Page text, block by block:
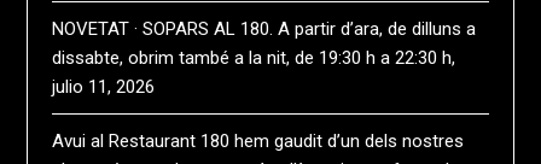
NOVETAT · SOPARS AL 180. A partir d’ara, de dilluns a
dissabte, obrim també a la nit, de 19:30 h a 22:30 h,
julio 11, 2026
Avui al Restaurant 180 hem gaudit d’un dels nostres